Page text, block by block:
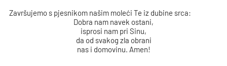
Završujemo s pjesnikom našim moleći Te iz dubine srca:
Dobra nam navek ostani,
isprosi nam pri Sinu,
da od svakog zla obrani
nas i domovinu. Amen!